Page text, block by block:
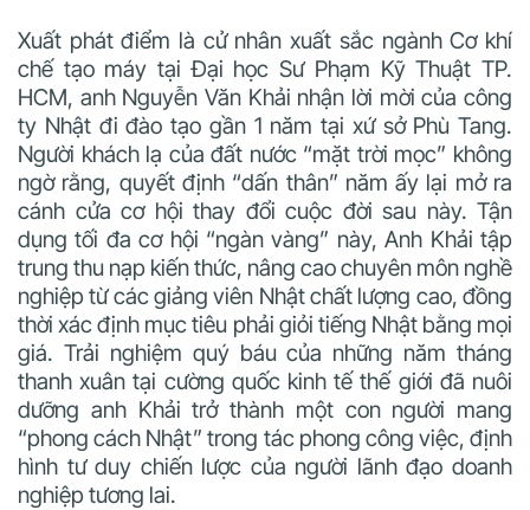
Xuất phát điểm là cử nhân xuất sắc ngành Cơ khí
chế tạo máy tại Đại học Sư Phạm Kỹ Thuật TP.
HCM, anh Nguyễn Văn Khải nhận lời mời của công
ty Nhật đi đào tạo gần 1 năm tại xứ sở Phù Tang.
Người khách lạ của đất nước “mặt trời mọc” không
ngờ rằng, quyết định “dấn thân” năm ấy lại mở ra
cánh cửa cơ hội thay đổi cuộc đời sau này. Tận
dụng tối đa cơ hội “ngàn vàng” này,Anh Khải tập
trung thu nạp kiến thức, nâng cao chuyên môn nghề
nghiệp từ các giảng viên Nhật chất lượng cao, đồng
thời xác định mục tiêu phải giỏi tiếng Nhật bằng mọi
giá. Trải nghiệm quý báu của những năm tháng
thanh xuân tại cường quốc kinh tế thế giới đã nuôi
dưỡng anh Khải trở thành một con người mang
“phong cách Nhật” trong tác phong công việc, định
hình tư duy chiến lược của người lãnh đạo doanh
nghiệp tương lai.